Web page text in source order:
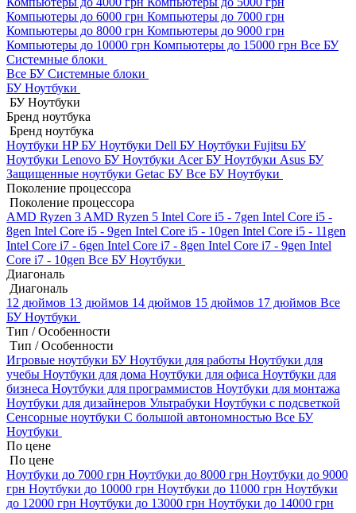
Компьютеры до 6000 грн Компьютеры до 7000 грн
Компьютеры до 8000 грн Компьютеры до 9000 грн
Компьютеры до 10000 грн Компьютеры до 15000 грн Все БУ
Системные блоки
Все БУ Системные блоки
БУ Ноутбуки
БУ Ноутбуки
Бренд ноутбука
Бренд ноутбука
Ноутбуки HP БУНоутбуки Dell БУНоутбуки Fujitsu БУ
Ноутбуки Lenovo БУНоутбуки Acer БУНоутбуки Asus БУ
Защищенные ноутбуки Getac БУВсе БУ Ноутбуки
Поколение процессора
Поколение процессора
AMD Ryzen 3 AMD Ryzen 5 Intel Core i5 - 7gen Intel Core i5 -
8gen Intel Core i5 - 9gen Intel Core i5 - 10gen Intel Core i5 - 11gen
Intel Core i7 - 6gen Intel Core i7 - 8gen Intel Core i7 - 9gen Intel
Core i7 - 10gen Все БУ Ноутбуки
Диагональ
Диагональ
12 дюймов 13 дюймов 14 дюймов 15 дюймов 17 дюймов Все
БУ Ноутбуки
Тип / Особенности
Тип / Особенности
Игровые ноутбуки БУНоутбуки для работы Ноутбуки для
учебы Ноутбуки для дома Ноутбуки для офиса Ноутбуки для
бизнеса Ноутбуки для программистов Ноутбуки для монтажа
Ноутбуки для дизайнеров Ультрабуки Ноутбуки с подсветкой
Сенсорные ноутбуки С большой автономностью Все БУ
Ноутбуки
По цене
По цене
Ноутбуки до 7000 грн Ноутбуки до 8000 грн Ноутбуки до 9000
грн Ноутбуки до 10000 грн Ноутбуки до 11000 грн Ноутбуки
до 12000 грн Ноутбуки до 13000 грн Ноутбуки до 14000 грн